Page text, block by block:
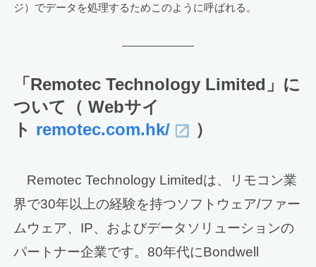
ジ）でデータを処理するためこのように呼ばれる。
「Remotec Technology Limited」に
ついて（ Webサイ
ト remotec.com.hk/ ）
Remotec Technology Limitedは、リモコン業
界で30年以上の経験を持つソフトウェア/ファー
ムウェア、IP、およびデータソリューションの
パートナー企業です。80年代にBondwell